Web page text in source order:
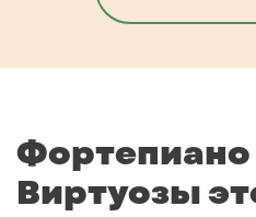
Виртуозы